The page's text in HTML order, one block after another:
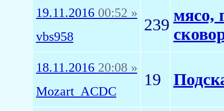
19.11.2016 00:52 »
vbs958
239
мясо,
18.11.2016 20:08 »
Mozart_ACDC
19